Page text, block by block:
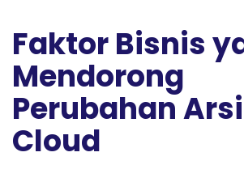
Faktor Bisnis
Mendorong
Perubahan
Cloud